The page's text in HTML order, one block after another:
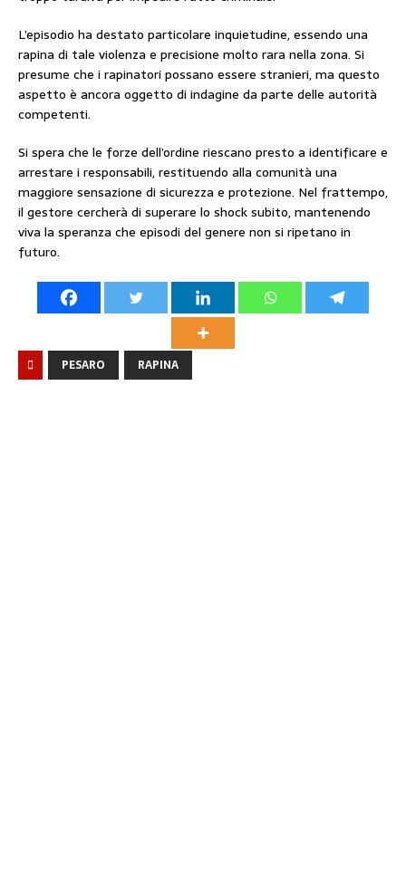
L’episodio ha destato particolare inquietudine, essendo una
rapina di tale violenza e precisione molto rara nella zona. Si
presume che i rapinatori possano essere stranieri, ma questo
aspetto è ancora oggetto di indagine da parte delle autorità
competenti.
Si spera che le forze dell’ordine riescano presto a identificare e
arrestare i responsabili, restituendo alla comunità una
maggiore sensazione di sicurezza e protezione. Nel frattempo,
il gestore cercherà di superare lo shock subito, mantenendo
viva la speranza che episodi del genere non si ripetano in
futuro.
PESARO RAPINA